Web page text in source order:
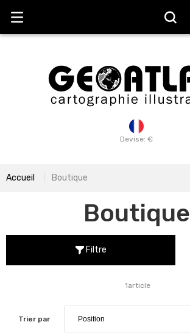
Devise: €
Accueil Boutique
Boutique
Filtre
Trier par
1article